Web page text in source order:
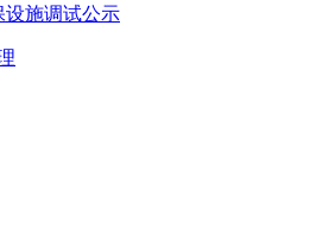
设施调试公示